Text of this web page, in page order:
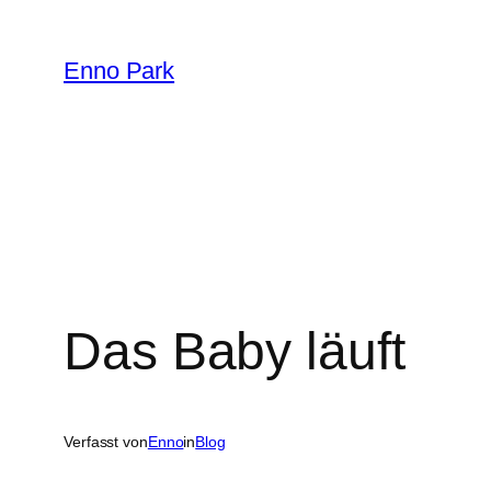
Inhalt
springen
Enno Park
Das Baby läuft
Verfasst vonEnnoinBlog